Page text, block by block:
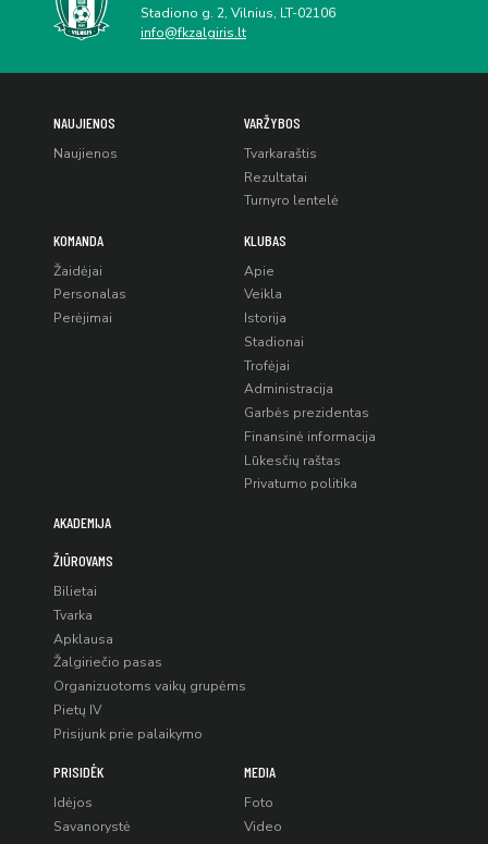
Stadiono g. 2, Vilnius, LT-02106
info@fkzalgiris.lt
NAUJIENOS
Naujienos
VARŽYBOS
Tvarkaraštis
Rezultatai
Turnyro lentelė
KOMANDA
Žaidėjai
Personalas
Perėjimai
KLUBAS
Apie
Veikla
Istorija
Stadionai
Trofėjai
Administracija
Garbės prezidentas
Finansinė informacija
Lūkesčių raštas
Privatumo politika
AKADEMIJA
ŽIŪROVAMS
Bilietai
Tvarka
Apklausa
Žalgiriečio pasas
Organizuotoms vaikų grupėms
Pietų IV
Prisijunk prie palaikymo
PRISIDĖK
Idėjos
Savanorystė
MEDIA
Foto
Video